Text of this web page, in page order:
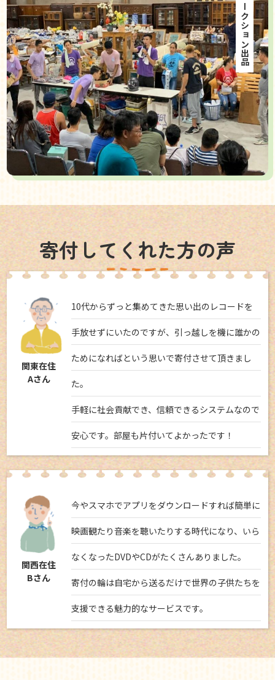
海外オークション出品
寄付してくれた方の声
関東在住
Aさん
10代からずっと集めてきた思い出のレコードを
手放せずにいたのですが、引っ越しを機に誰かの
ためになればという思いで寄付させて頂きまし
た。
手軽に社会貢献でき、信頼できるシステムなので
安心です。部屋も片付いてよかったです！
関西在住
Bさん
今やスマホでアプリをダウンロードすれば簡単に
映画観たり音楽を聴いたりする時代になり、いら
なくなったDVDやCDがたくさんありました。
寄付の輪は自宅から送るだけで世界の子供たちを
支援できる魅力的なサービスです。